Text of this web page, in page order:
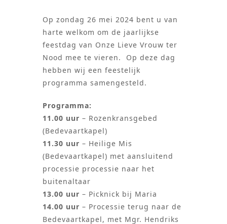
Op zondag 26 mei 2024 bent u van
harte welkom om de jaarlijkse
feestdag van Onze Lieve Vrouw ter
Nood mee te vieren. Op deze dag
hebben wij een feestelijk
programma samengesteld.
Programma:
11.00 uur – Rozenkransgebed
(Bedevaartkapel)
11.30 uur – Heilige Mis
(Bedevaartkapel) met aansluitend
processie processie naar het
buitenaltaar
13.00 uur – Picknick bij Maria
14.00 uur – Processie terug naar de
Bedevaartkapel, met Mgr. Hendriks